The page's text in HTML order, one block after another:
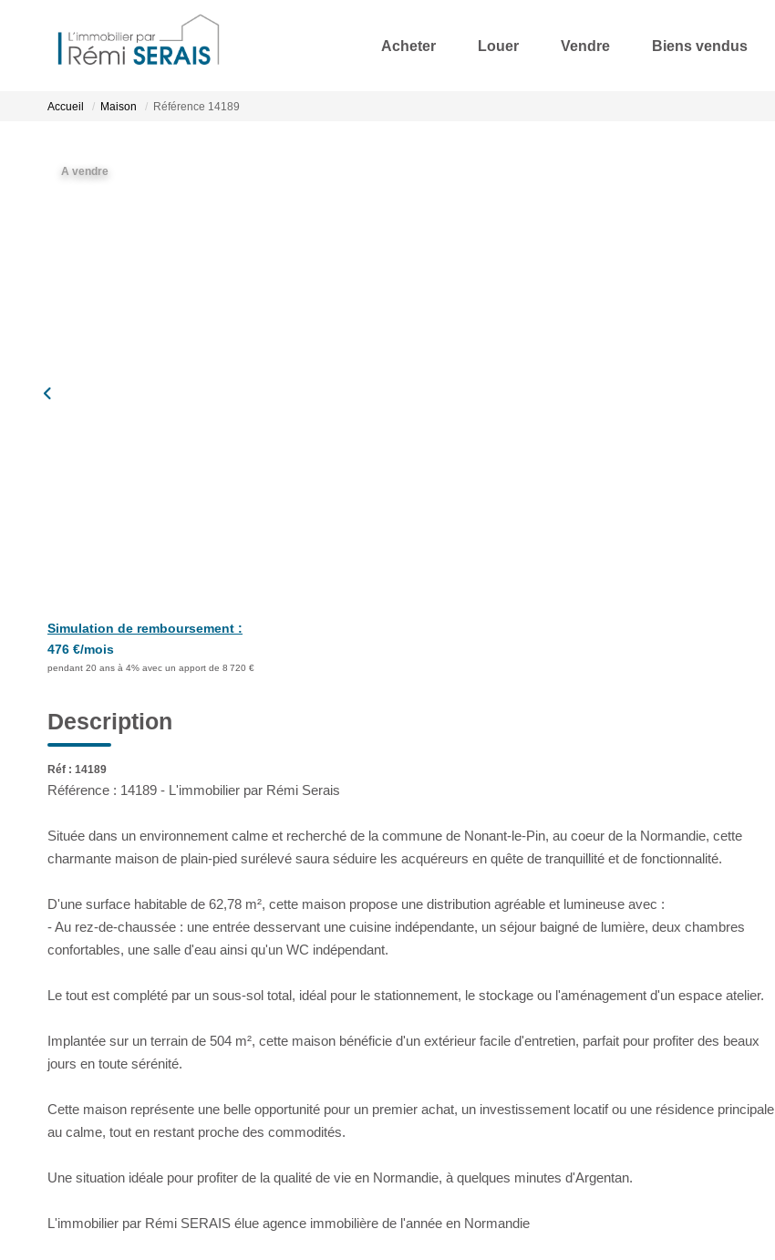
Acheter Louer Vendre Biens vendus
Accueil Maison Référence 14189
A vendre
Simulation de remboursement :
476 €/mois
pendant 20 ans à 4% avec un apport de 8 720 €
Description
Réf : 14189
Référence : 14189 - L'immobilier par Rémi Serais
Située dans un environnement calme et recherché de la commune de Nonant-le-Pin, au coeur de la Normandie, cette
charmante maison de plain-pied surélevé saura séduire les acquéreurs en quête de tranquillité et de fonctionnalité.
D'une surface habitable de 62,78 m², cette maison propose une distribution agréable et lumineuse avec :
- Au rez-de-chaussée : une entrée desservant une cuisine indépendante, un séjour baigné de lumière, deux chambres
confortables, une salle d'eau ainsi qu'un WC indépendant.
Le tout est complété par un sous-sol total, idéal pour le stationnement, le stockage ou l'aménagement d'un espace atelier.
Implantée sur un terrain de 504 m², cette maison bénéficie d'un extérieur facile d'entretien, parfait pour profiter des beaux
jours en toute sérénité.
Cette maison représente une belle opportunité pour un premier achat, un investissement locatif ou une résidence principale
au calme, tout en restant proche des commodités.
Une situation idéale pour profiter de la qualité de vie en Normandie, à quelques minutes d'Argentan.
L'immobilier par Rémi SERAIS élue agence immobilière de l'année en Normandie